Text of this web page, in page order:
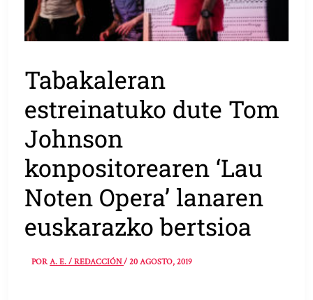
Tabakaleran
estreinatuko dute Tom
Johnson
konpositorearen ‘Lau
Noten Opera’ lanaren
euskarazko bertsioa
PORA. E. / REDACCIÓN/20 AGOSTO, 2019